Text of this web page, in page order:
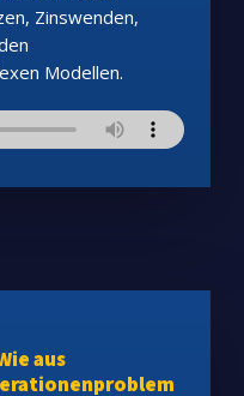
Zinswenden,
Modellen.
aus